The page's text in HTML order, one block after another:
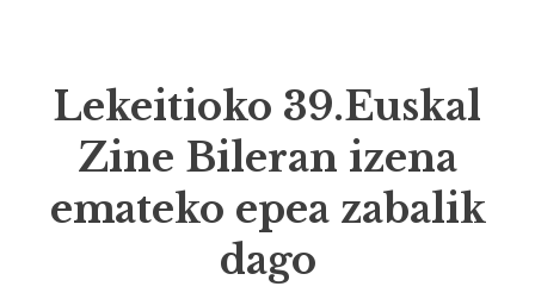
Lekeitioko 39.Euskal
Zine Bileran izena
emateko epea zabalik
dago